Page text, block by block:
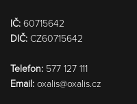
IČ: 60715642
DIČ: CZ60715642
Telefon: 577 127 111
Email: oxalis@oxalis.cz